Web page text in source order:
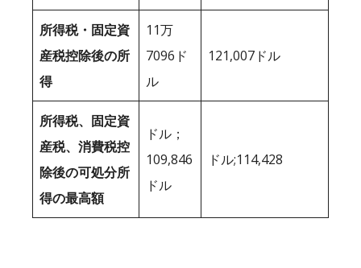
所得税・固定資
産税控除後の所
得
11万
7096ド
ル
121,007ドル
所得税、固定資
産税、消費税控
除後の可処分所
得の最高額
ドル；
109,846
ドル
ドル;114,428